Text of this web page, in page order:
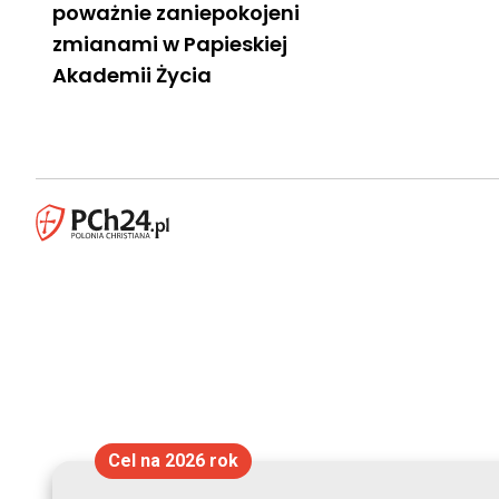
poważnie zaniepokojeni
zmianami w Papieskiej
Akademii Życia
Cel na 2026 rok